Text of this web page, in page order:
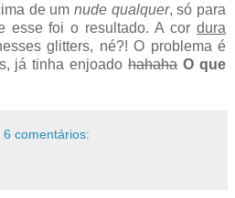
de umnude qualquer, só para
esse foi o resultado. A cor dura
glitters, né?! O problema é
já tinha enjoadohahaha O que
6 comentários: